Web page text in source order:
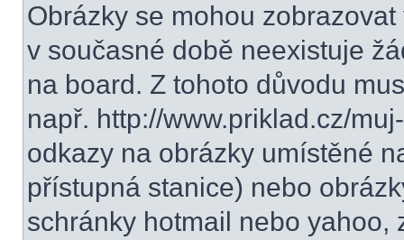
Obrázky se mohou
v současné době neexistuje
na board. Z tohoto důvodu
např. http://www.priklad.cz/
odkazy na obrázky umístěné
přístupná stanice) nebo
schránky hotmail nebo yahoo,